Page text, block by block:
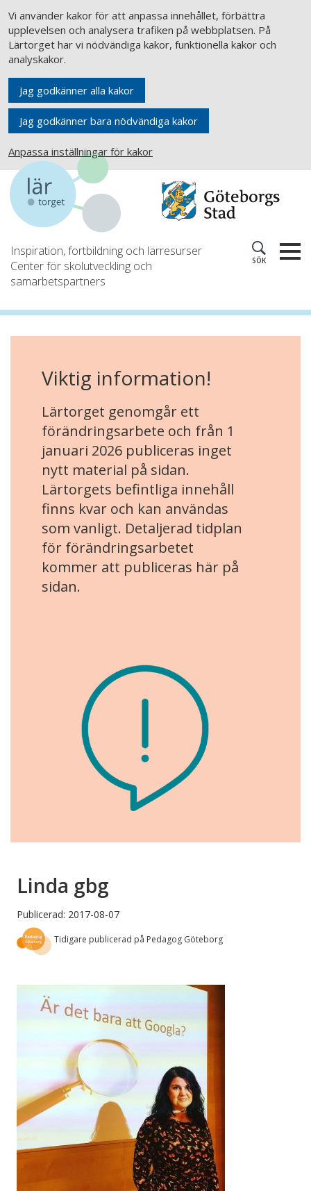
Vi använder kakor för att anpassa innehållet, förbättra
upplevelsen och analysera trafiken på webbplatsen. På
Lärtorget har vi nödvändiga kakor, funktionella kakor och
analyskakor.
Jag godkänner alla kakor
Jag godkänner bara nödvändiga kakor
Anpassa inställningar för kakor
Inspiration, fortbildning och lärresurser
Center för skolutveckling och
samarbetspartners
SÖK
Viktig information!
Lärtorget genomgår ett
förändringsarbete och från 1
januari 2026 publiceras inget
nytt material på sidan.
Lärtorgets befintliga innehåll
finns kvar och kan användas
som vanligt. Detaljerad tidplan
för förändringsarbetet
kommer att publiceras här på
sidan.
Linda gbg
Publicerad: 2017-08-07
Tidigare publicerad på Pedagog Göteborg